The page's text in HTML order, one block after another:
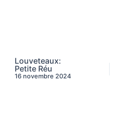
Louveteaux:
Petite Réu
16 novembre 2024